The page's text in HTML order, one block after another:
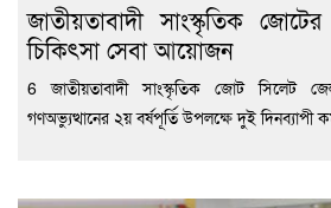
জাতীয়তাবাদী সাংস্কৃতিক
চিকিৎসা সেবা আয়োজন
6 জাতীয়তাবাদী সাংস্কৃতিক জোট সিলেট
গণঅভ্যুত্থানের ২য় বর্ষপূর্তি উপলক্ষে দুই দিনব্যাপী